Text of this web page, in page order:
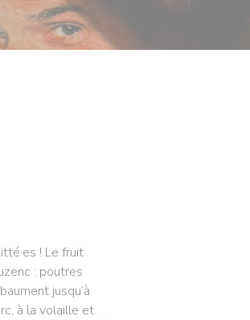
! Le fruit
: poutres
jusqu’à
à la volaille et